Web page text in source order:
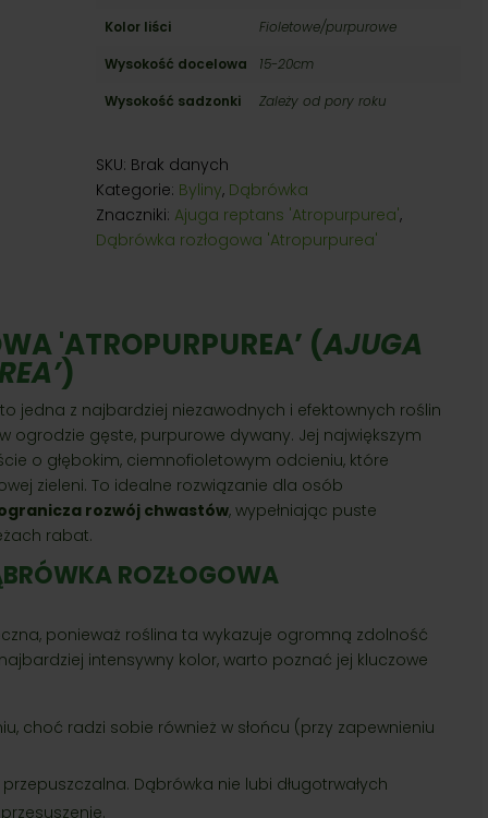
Kolor liści
Fioletowe/purpurowe
Wysokość docelowa
15-20cm
Wysokość sadzonki
Zależy od pory roku
SKU: Brak danych
Kategorie: Byliny, Dąbrówka
Znaczniki: Ajuga reptans 'Atropurpurea',
Dąbrówka rozłogowa 'Atropurpurea'
'ATROPURPUREA’ (AJUGA
)
to jedna z najbardziej niezawodnych i efektownych roślin
ogrodzie gęste, purpurowe dywany. Jej największym
o głębokim, ciemnofioletowym odcieniu, które
zieleni. To idealne rozwiązanie dla osób
rozwój chwastów, wypełniając puste
rabat.
ROZŁOGOWA
ponieważ roślina ta wykazuje ogromną zdolność
intensywny kolor, warto poznać jej kluczowe
choć radzi sobie również w słońcu (przy zapewnieniu
Dąbrówka nie lubi długotrwałych